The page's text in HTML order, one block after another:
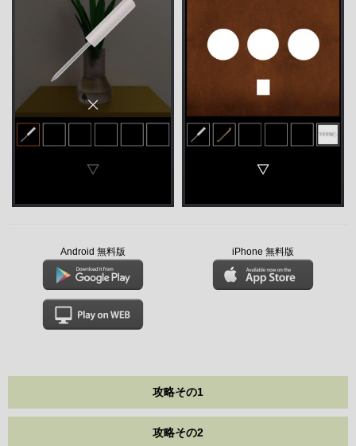
Android 無料版 iPhone 無料版
攻略その1
攻略その2